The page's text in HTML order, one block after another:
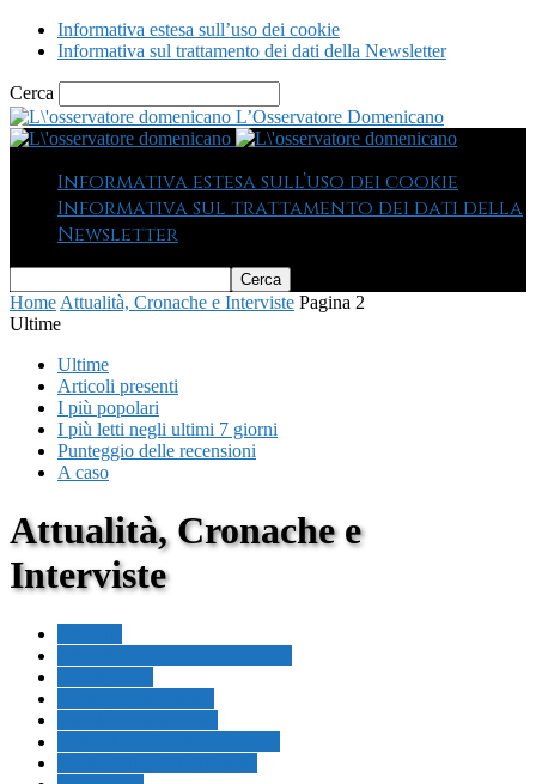
Informativa estesa sull’uso dei cookie
Informativa sul trattamento dei dati della Newsletter
Cerca
L’Osservatore Domenicano
Informativa estesa sull’uso dei cookie
Informativa sul trattamento dei dati della
Newsletter
Home Attualità, Cronache e Interviste Pagina 2
Ultime
Ultime
Articoli presenti
I più popolari
I più letti negli ultimi 7 giorni
Punteggio delle recensioni
A caso
Attualità, Cronache e
Interviste